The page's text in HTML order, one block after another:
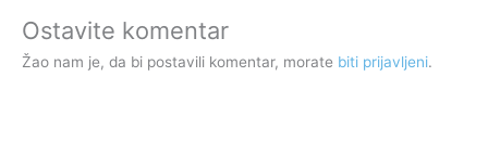
Ostavite komentar
Žao nam je, da bi postavili komentar, morate biti prijavljeni.